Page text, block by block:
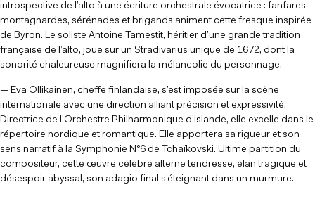
introspective de l’alto à une écriture orchestrale évocatrice : fanfares
montagnardes, sérénades et brigands animent cette fresque inspirée
de Byron. Le soliste Antoine Tamestit, héritier d’une grande tradition
française de l’alto, joue sur un Stradivarius unique de 1672, dont la
sonorité chaleureuse magnifiera la mélancolie du personnage.
— Eva Ollikainen, cheffe finlandaise, s’est imposée sur la scène
internationale avec une direction alliant précision et expressivité.
Directrice de l’Orchestre Philharmonique d’Islande, elle excelle dans le
répertoire nordique et romantique. Elle apportera sa rigueur et son
sens narratif à la Symphonie N°6 de Tchaïkovski. Ultime partition du
compositeur, cette œuvre célèbre alterne tendresse, élan tragique et
désespoir abyssal, son adagio final s’éteignant dans un murmure.